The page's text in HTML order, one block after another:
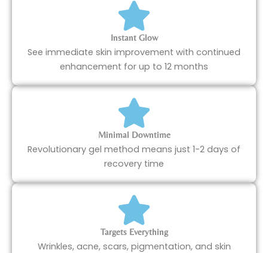
See immediate skin improvement with
enhancement for up to 12 months
Minimal Downtime
Revolutionary gel method means just 1-2
recovery time
Targets Everything
Wrinkles, acne, scars, pigmentation,